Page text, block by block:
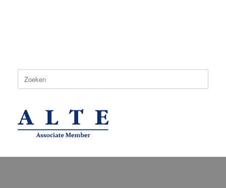
Zoeken
naar: